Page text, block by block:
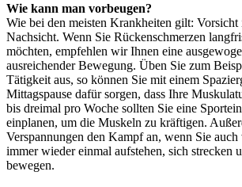
Wie kann man vorbeugen?
Wie bei den meisten Krankheiten gilt: Vorsicht
Nachsicht. Wenn Sie Rückenschmerzen
möchten, empfehlen wir Ihnen eine
ausreichender Bewegung. Üben Sie zum
Tätigkeit aus, so können Sie mit einem
Mittagspause dafür sorgen, dass Ihre
bis dreimal pro Woche sollten Sie eine
einplanen, um die Muskeln zu kräftigen.
Verspannungen den Kampf an, wenn Sie
immer wieder einmal aufstehen, sich strecken
bewegen.